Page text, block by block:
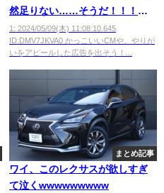
然足りない……そうだ！！！
💡」
1: 2024/05/09(木) 11:08:10.645
ID:DMV7JKVA0 かっこいいCMや、やりが
いをアピールした広告を出そう！...
まとめ記事
ワイ、このレクサスが欲しすぎ
て泣くwwwwwwwww